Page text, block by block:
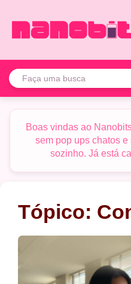
para
Boas vindas ao
sem pop ups chatos
sozinho. Já está
Tópico: